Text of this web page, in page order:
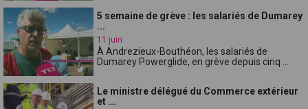
5 semaine de grève : les salariés de Dumarey
...
11 juin
À Andrezieux-Bouthéon, les salariés de
Dumarey Powerglide, en grève depuis cinq ...
Le ministre délégué du Commerce extérieur
et ...